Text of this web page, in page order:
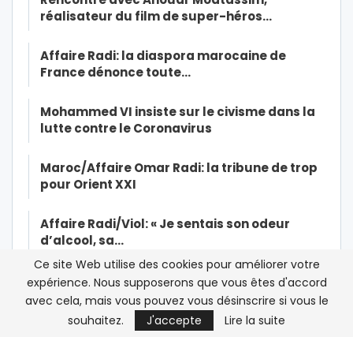
réalisateur du film de super-héros…
Affaire Radi: la diaspora marocaine de
France dénonce toute…
Mohammed VI insiste sur le civisme dans la
lutte contre le Coronavirus
Maroc/Affaire Omar Radi: la tribune de trop
pour Orient XXI
Affaire Radi/Viol: « Je sentais son odeur
d’alcool, sa…
Qui a encore peur de Human Rights Watch ?
Exclusif-Sexe, mensonges et vidéo : la
Ce site Web utilise des cookies pour améliorer votre
expérience. Nous supposerons que vous êtes d'accord
avec cela, mais vous pouvez vous désinscrire si vous le
souhaitez.
J'accepte Lire la suite